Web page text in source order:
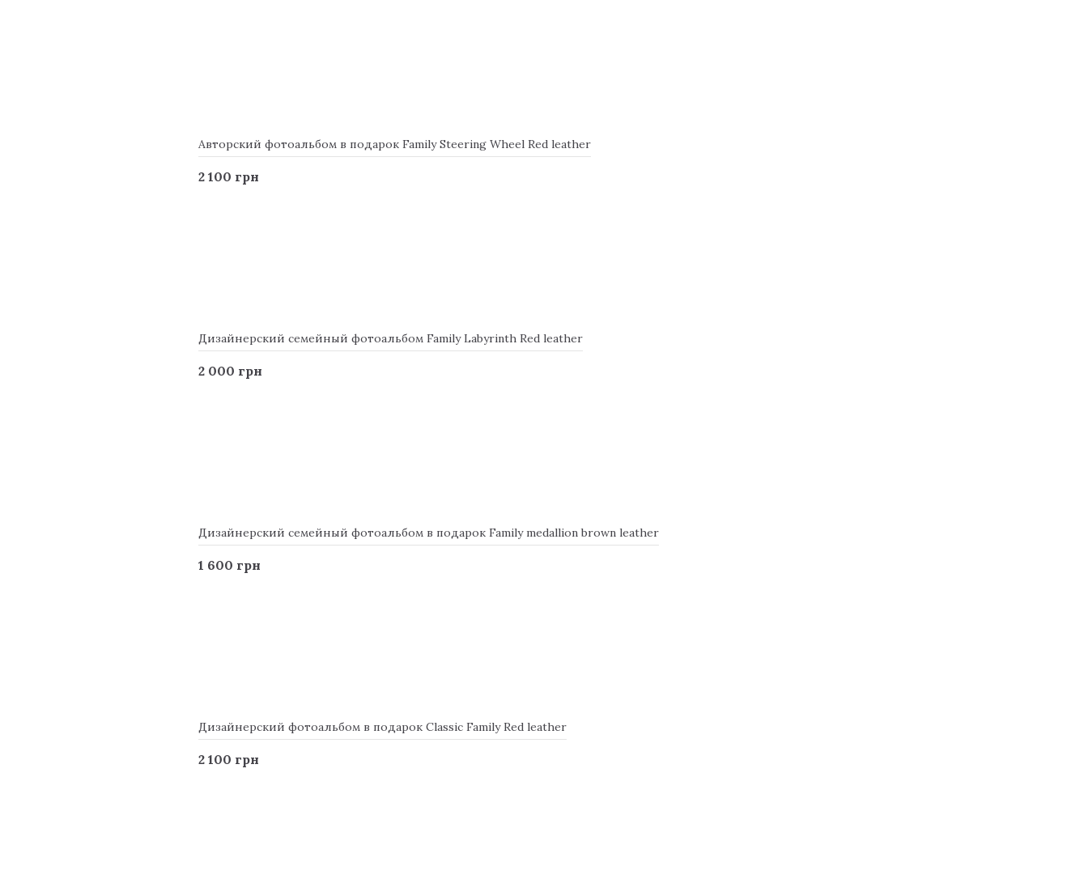
Авторский фотоальбом в подарок Family Steering Wheel Red leather
2 100 грн
Дизайнерский семейный фотоальбом Family Labyrinth Red leather
2 000 грн
Дизайнерский семейный фотоальбом в подарок Family medallion brown leather
1 600 грн
Дизайнерский фотоальбом в подарок Classic Family Red leather
2 100 грн